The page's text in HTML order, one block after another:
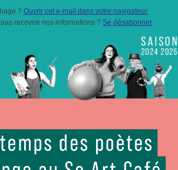
? Ouvrir cet e-mail dans votre navigateur.
recevoir nos informations ? Se désabonner